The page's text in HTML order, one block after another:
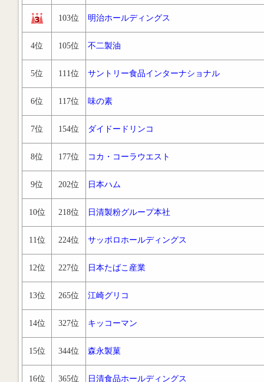
103位 明治ホールディングス
4位 105位 不二製油
5位 111位 サントリー食品インターナショナル
6位 117位 味の素
7位 154位 ダイドードリンコ
8位 177位 コカ・コーラウエスト
9位 202位 日本ハム
10位 218位 日清製粉グループ本社
11位 224位 サッポロホールディングス
12位 227位 日本たばこ産業
13位 265位 江崎グリコ
14位 327位 キッコーマン
15位 344位 森永製菓
16位 365位 日清食品ホールディングス